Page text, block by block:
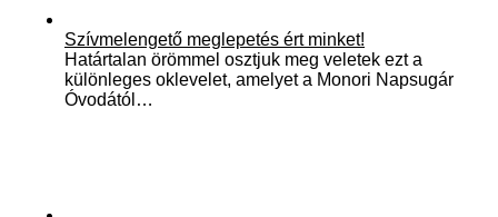
Szívmelengető meglepetés ért minket!
Határtalan örömmel osztjuk meg veletek ezt a
különleges oklevelet, amelyet a Monori Napsugár
Óvodától…